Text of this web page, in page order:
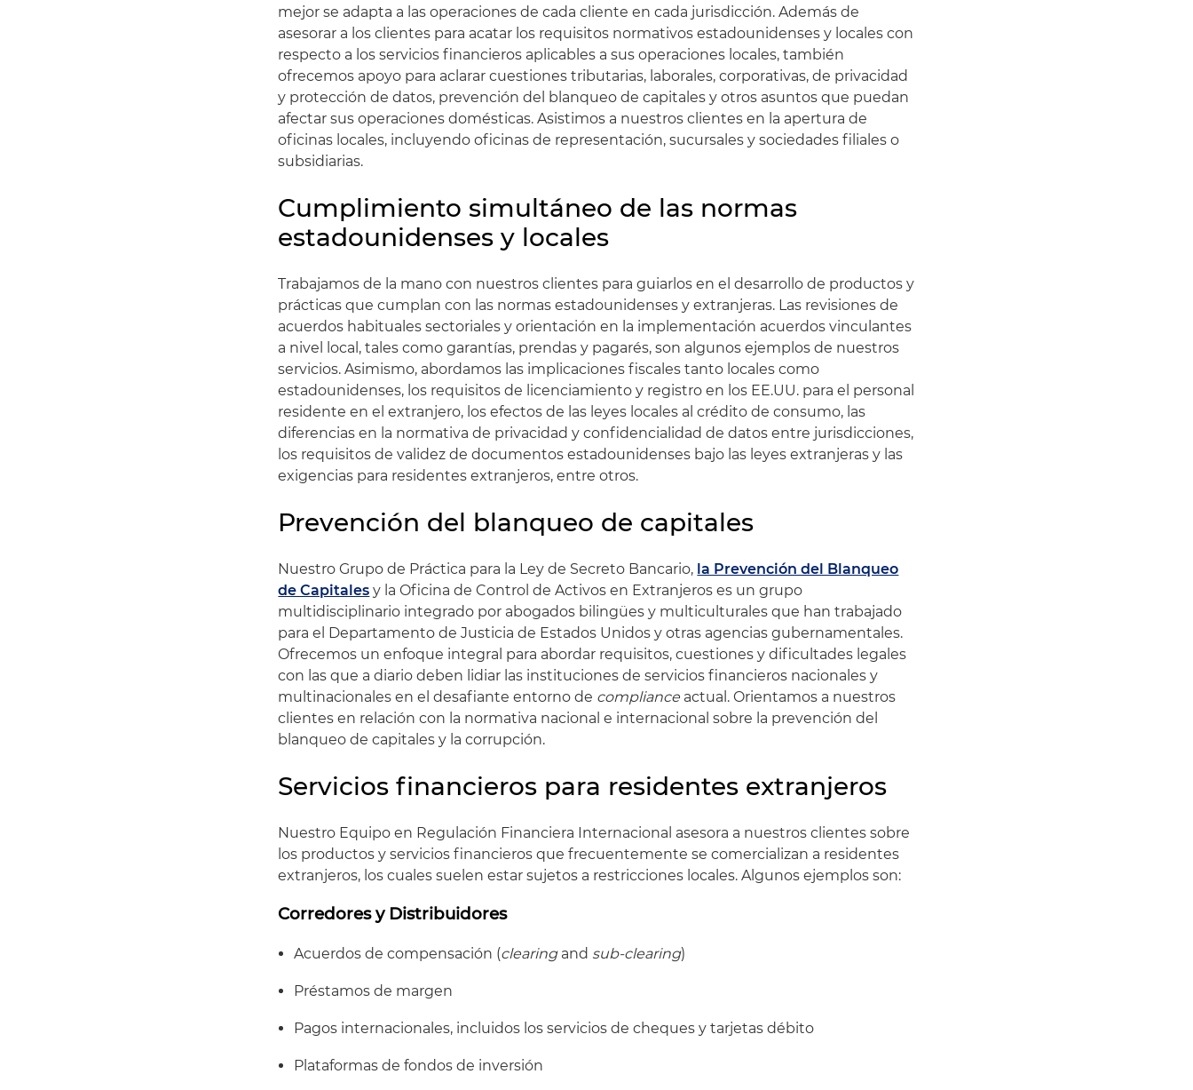
mejor se adapta a las operaciones de cada cliente en cada jurisdicción. Además de
asesorar a los clientes para acatar los requisitos normativos estadounidenses y locales con
respecto a los servicios financieros aplicables a sus operaciones locales, también
ofrecemos apoyo para aclarar cuestiones tributarias, laborales, corporativas, de privacidad
y protección de datos, prevención del blanqueo de capitales y otros asuntos que puedan
afectar sus operaciones domésticas. Asistimos a nuestros clientes en la apertura de
oficinas locales, incluyendo oficinas de representación, sucursales y sociedades filiales o
subsidiarias.
Cumplimiento simultáneo de las normas
estadounidenses y locales
Trabajamos de la mano con nuestros clientes para guiarlos en el desarrollo de productos y
prácticas que cumplan con las normas estadounidenses y extranjeras. Las revisiones de
acuerdos habituales sectoriales y orientación en la implementación acuerdos vinculantes
a nivel local, tales como garantías, prendas y pagarés, son algunos ejemplos de nuestros
servicios. Asimismo, abordamos las implicaciones fiscales tanto locales como
estadounidenses, los requisitos de licenciamiento y registro en los EE.UU. para el personal
residente en el extranjero, los efectos de las leyes locales al crédito de consumo, las
diferencias en la normativa de privacidad y confidencialidad de datos entre jurisdicciones,
los requisitos de validez de documentos estadounidenses bajo las leyes extranjeras y las
exigencias para residentes extranjeros, entre otros.
Prevención del blanqueo de capitales
Nuestro Grupo de Práctica para la Ley de Secreto Bancario, la Prevención del Blanqueo
de Capitales y la Oficina de Control de Activos en Extranjeros es un grupo
multidisciplinario integrado por abogados bilingües y multiculturales que han trabajado
para el Departamento de Justicia de Estados Unidos y otras agencias gubernamentales.
Ofrecemos un enfoque integral para abordar requisitos, cuestiones y dificultades legales
con las que a diario deben lidiar las instituciones de servicios financieros nacionales y
multinacionales en el desafiante entorno de compliance actual. Orientamos a nuestros
clientes en relación con la normativa nacional e internacional sobre la prevención del
blanqueo de capitales y la corrupción.
Servicios financieros para residentes extranjeros
Nuestro Equipo en Regulación Financiera Internacional asesora a nuestros clientes sobre
los productos y servicios financieros que frecuentemente se comercializan a residentes
extranjeros, los cuales suelen estar sujetos a restricciones locales. Algunos ejemplos son:
Corredores y Distribuidores
Acuerdos de compensación (clearingand sub-clearing)
Préstamos de margen
Pagos internacionales, incluidos los servicios de cheques y tarjetas débito
Plataformas de fondos de inversión